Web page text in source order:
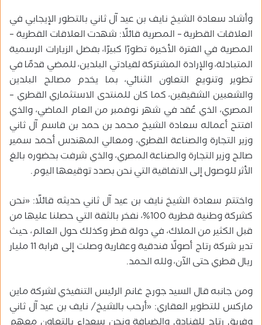
وأشاد سعادة الشيخ نايف بن عيد آل ثاني بالتطور الإيجابي في
العلاقات القطرية – المصرية قائلًا: شهدت العلاقات القطرية –
المصرية في الفترة الأخيرة تطورًا كبيرًا، بفضل الزيارات الرسمية
المتبادلة، والإرادة المشتركة لقيادتي البلدين، للمضي قدمًا في
تطوير وتنويع التعاون الثنائي، بما يخدم مصالح البلدين
والشعبين الشقيقين، كما كان للمنتدى الاستثماري القطري –
المصري، الذي عُقد في شهر نوفمبر من العام الماضي، والذي
افتتح أعماله سعادة الشيخ محمد بن حمد بن قاسم آل ثاني
وزير التجارة والصناعة القطري، ومعالي المهندس أحمد سمير
صالح وزير التجارة والصناعة المصري، والذي شرفت بحضوره بالغ
الأثر للوصول إلى الاتفاقية التي نحن بصدد توقيعها اليوم.
واختتم سعادة الشيخ نايف بن عيد آل ثاني حديثه قائلًا: «نحن
كشركة وطنية قطرية 100%، نفخر بالثقة التي حصلنا عليها من
قبل الكثير من الملاك، في دولة قطر وكذلك حول العالم، حيث
تدير شركة رتاج أصولًا فندقية وعقارية وصلت إلى قرابة 11 مليار
ريال قطري حتى الآن، ولله الحمد.
ومن جانبه قال السيد جورج غانم الرئيس التنفيذي لشركة ماين
ماركس للتطوير العقاري: «أرحب بالشيخ/‏ نايف بن عيد آل ثاني